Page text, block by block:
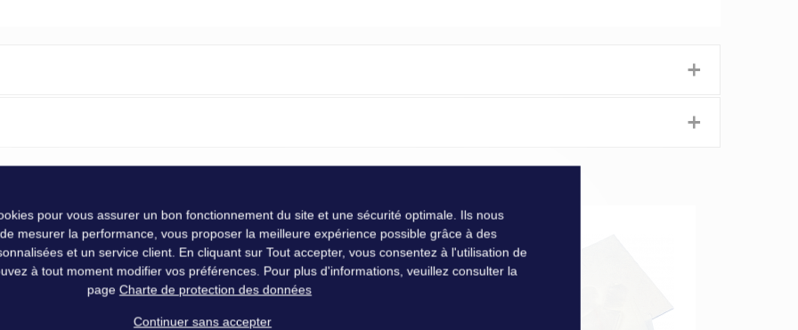
+
même fortement sollicitées. 2 litres. +
Yacco
pour vous assurer un bon fonctionnement du site et une sécurité optimale. Ils nous
mesurer la performance, vous proposer la meilleure expérience possible grâce à des
et un service client. En cliquant sur Tout accepter, vous consentez à l'utilisation de
à tout moment modifier vos préférences. Pour plus d'informations, veuillez consulter la
page Charte de protection des données
Continuer sans accepter